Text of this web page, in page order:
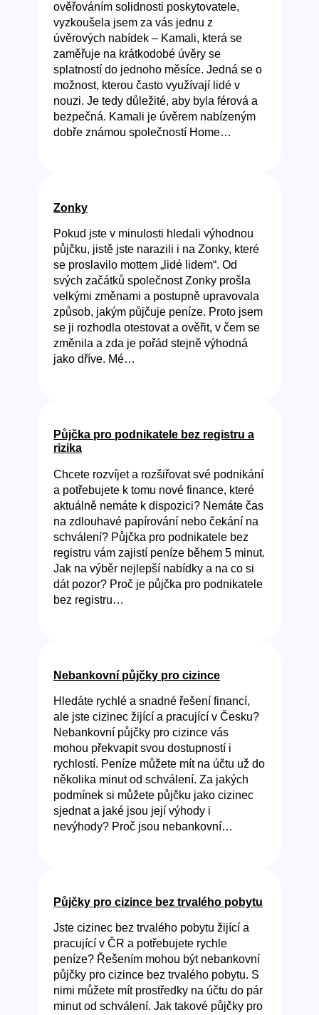
ověřováním solidnosti poskytovatele,
vyzkoušela jsem za vás jednu z
úvěrových nabídek – Kamali, která se
zaměřuje na krátkodobé úvěry se
splatností do jednoho měsíce. Jedná se o
možnost, kterou často využívají lidé v
nouzi. Je tedy důležité, aby byla férová a
bezpečná. Kamali je úvěrem nabízeným
dobře známou společností Home…
Zonky
Pokud jste v minulosti hledali výhodnou
půjčku, jistě jste narazili i na Zonky, které
se proslavilo mottem „lidé lidem“. Od
svých začátků společnost Zonky prošla
velkými změnami a postupně upravovala
způsob, jakým půjčuje peníze. Proto jsem
se ji rozhodla otestovat a ověřit, v čem se
změnila a zda je pořád stejně výhodná
jako dříve. Mé…
Půjčka pro podnikatele bez registru a
rizika
Chcete rozvíjet a rozšiřovat své podnikání
a potřebujete k tomu nové finance, které
aktuálně nemáte k dispozici? Nemáte čas
na zdlouhavé papírování nebo čekání na
schválení? Půjčka pro podnikatele bez
registru vám zajistí peníze během 5 minut.
Jak na výběr nejlepší nabídky a na co si
dát pozor? Proč je půjčka pro podnikatele
bez registru…
Nebankovní půjčky pro cizince
Hledáte rychlé a snadné řešení financí,
ale jste cizinec žijící a pracující v Česku?
Nebankovní půjčky pro cizince vás
mohou překvapit svou dostupností i
rychlostí. Peníze můžete mít na účtu už do
několika minut od schválení. Za jakých
podmínek si můžete půjčku jako cizinec
sjednat a jaké jsou její výhody i
nevýhody? Proč jsou nebankovní…
Půjčky pro cizince bez trvalého pobytu
Jste cizinec bez trvalého pobytu žijící a
pracující v ČR a potřebujete rychle
peníze? Řešením mohou být nebankovní
půjčky pro cizince bez trvalého pobytu. S
nimi můžete mít prostředky na účtu do pár
minut od schválení. Jak takové půjčky pro